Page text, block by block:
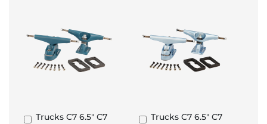
Trucks C7 6.5" C7
Ajouter
Trucks C7 6.5" C7
Ajouter